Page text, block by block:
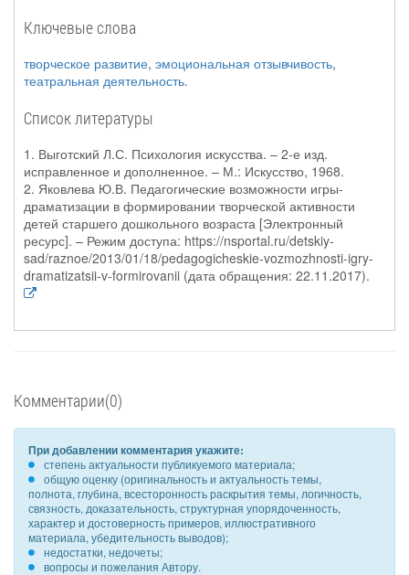
Ключевые слова
творческое развитие, эмоциональная отзывчивость,
театральная деятельность.
Список литературы
1. Выготский Л.С. Психология искусства. – 2-е изд.
исправленное и дополненное. – М.: Искусство, 1968.
2. Яковлева Ю.В. Педагогические возможности игры-
драматизации в формировании творческой активности
детей старшего дошкольного возраста [Электронный
ресурс]. – Режим доступа: https://nsportal.ru/detskiy-
sad/raznoe/2013/01/18/pedagogicheskie-vozmozhnosti-igry-
dramatizatsii-v-formirovanii (дата обращения: 22.11.2017).
Комментарии(0)
При добавлении комментария укажите:
степень актуальности публикуемого материала;
общую оценку (оригинальность и актуальность темы,
полнота, глубина, всесторонность раскрытия темы, логичность,
связность, доказательность, структурная упорядоченность,
характер и достоверность примеров, иллюстративного
материала, убедительность выводов);
недостатки, недочеты;
вопросы и пожелания Автору.